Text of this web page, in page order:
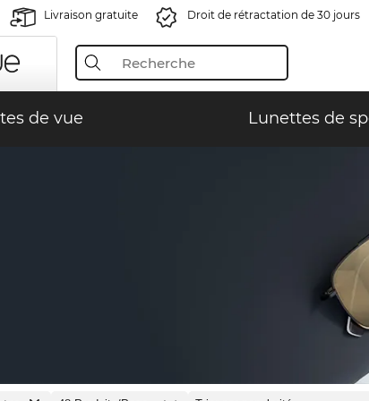
Livraison gratuite Droit de rétractation de 30 jours
de vue Lunettes de